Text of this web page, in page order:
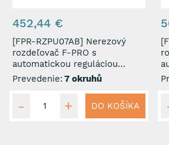
452,44 €
[FPR-RZPU07AB] Nerezový
rozdeľovač F-PRO s
automatickou reguláciou
prietoku 7 okruhov
Prevedenie: 7 okruhů
DO KOŠÍKA